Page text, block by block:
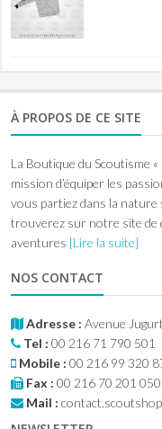
À PROPOS DE CE SITE
La Boutique du Scoutisme «
mission d’équiper les
vous partiez dans la nature
trouverez sur notre site de
aventures [Lire la suite]
NOS CONTACT
Adresse : Avenue
Tel : 00 216 71 790 501
Mobile : 00 216 99 320
Fax : 00 216 70 201 050
Mail :